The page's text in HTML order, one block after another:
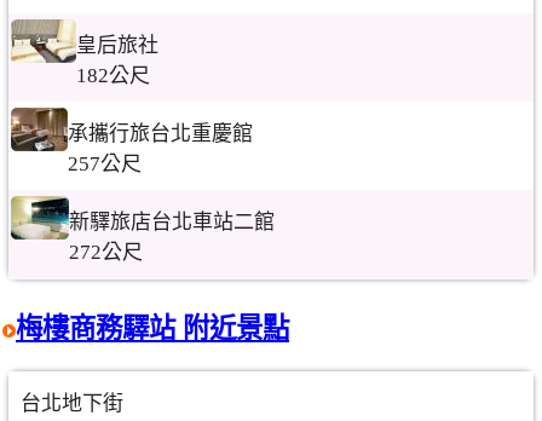
皇后旅社
182公尺
承攜行旅台北重慶館
257公尺
新驛旅店台北車站二館
272公尺
梅樓商務驛站 附近景點
台北地下街